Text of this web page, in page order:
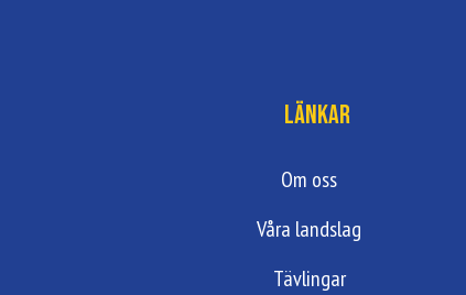
Länkar
Om oss
Våra landslag
Tävlingar